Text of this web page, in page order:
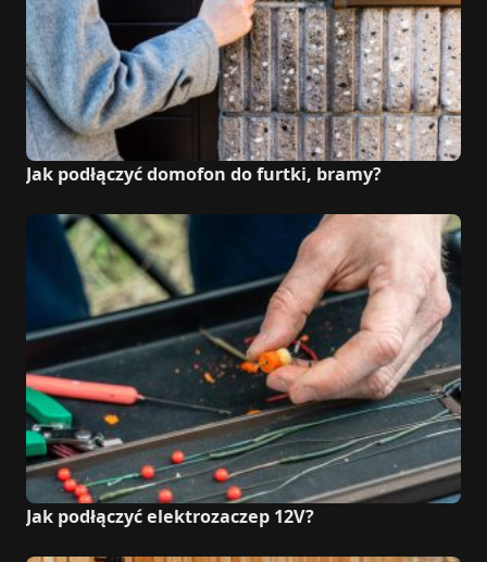
Jak podłączyć domofon do furtki, bramy?
Jak podłączyć elektrozaczep 12V?